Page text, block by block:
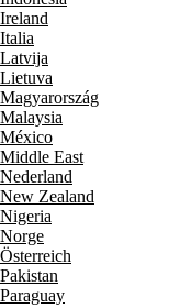
Ireland
Italia
Latvija
Lietuva
Magyarország
Malaysia
México
Middle East
Nederland
New Zealand
Nigeria
Norge
Österreich
Pakistan
Paraguay